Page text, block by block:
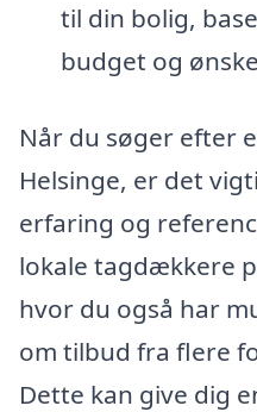
til din bolig,
budget og
Når du søger efter
Helsinge, er det
erfaring og
lokale tagdækkere
hvor du også har
om tilbud fra flere
Dette kan give dig